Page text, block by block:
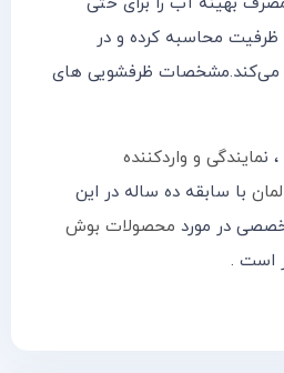
محاسبه کرده و در
ظرفشویی های
، نمایندگی و واردکننده
با سابقه ده ساله در این
در مورد محصولات بوش
است .